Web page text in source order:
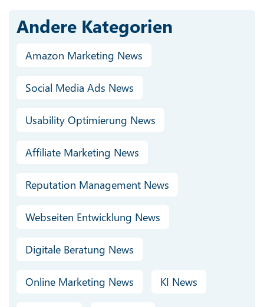
Andere Kategorien
Amazon Marketing News
Social Media Ads News
Usability Optimierung News
Affiliate Marketing News
Reputation Management News
Webseiten Entwicklung News
Digitale Beratung News
Online Marketing News KI News